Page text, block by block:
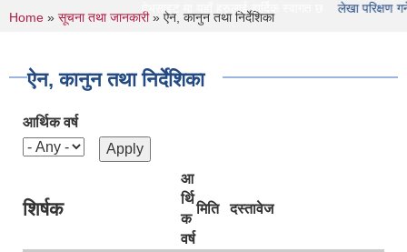
गाउँपालिका को वेभसाइट मा यहाँ हरुलाई हार्दिक स्वागत छ लेखा परिक्षण गर्ने संस्था हरु
You are here
Home » सूचना तथा जानकारी» ऐन, कानुन तथा निर्देशिका
ऐन, कानुन तथा निर्देशिका
आर्थिक वर्ष
शिर्षक
आ
र्थि
क
वर्ष
मिति दस्तावेज